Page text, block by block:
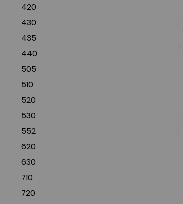
420
430
435
440
505
510
520
530
552
620
630
710
720